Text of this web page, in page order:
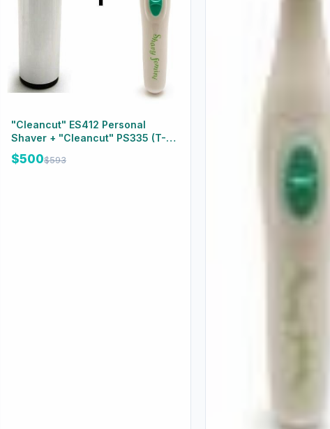
"Cleancut" ES412 Personal
Shaver + "Cleancut" PS335 (T-
Head) Body Trimmer Combo 個人
剃刀+ 美體修毛器 組合
$500$593